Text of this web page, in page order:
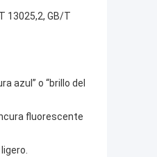
13025,2, GB/T
azul” o “brillo del
fluorescente